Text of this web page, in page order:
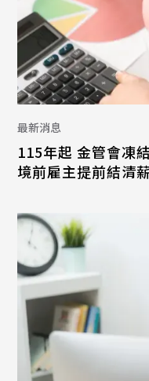
最新消息
115年起 金管會凍
境前雇主提前結清